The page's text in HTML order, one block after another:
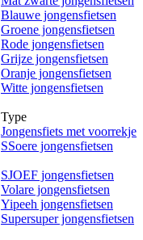
Blauwe jongensfietsen
Groene jongensfietsen
Rode jongensfietsen
Grijze jongensfietsen
Oranje jongensfietsen
Witte jongensfietsen
Type
Jongensfiets met voorrekje
SSoere jongensfietsen
SJOEF jongensfietsen
Volare jongensfietsen
Yipeeh jongensfietsen
Supersuper jongensfietsen